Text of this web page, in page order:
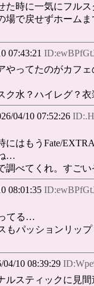
た時に一気にフルス
場で戻せずホーム
07:43:21
やってたのがカフ
ク水？ハイレグ？
04/10 07:52:26
にはもうFate/
…
調べてくれ。すごい
08:01:35
てる…
もパッションリッ
04/10 08:39:29
ルスティックに見